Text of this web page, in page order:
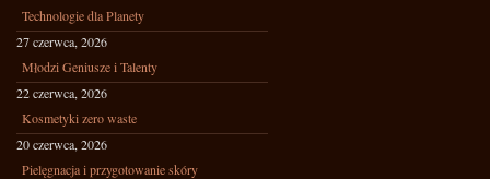
Technologie dla Planety
27 czerwca, 2026
Młodzi Geniusze i Talenty
22 czerwca, 2026
Kosmetyki zero waste
20 czerwca, 2026
Pielęgnacja i przygotowanie skóry